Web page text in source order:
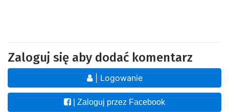
Zaloguj się aby dodać komentarz
| Logowanie
| Zaloguj przez Facebook